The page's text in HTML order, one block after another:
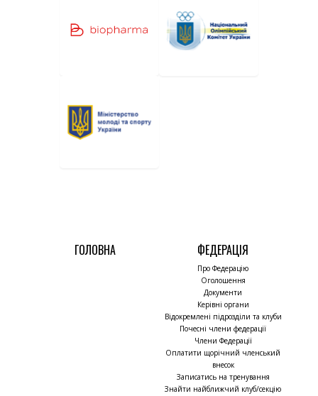
ГОЛОВНА ФЕДЕРАЦІЯ
Про Федерацію
Оголошення
Документи
Керівні органи
Відокремлені підрозділи та клуби
Почесні члени федерації
Члени Федерації
Оплатити щорічний членський
внесок
Записатись на тренування
Знайти найближчий клуб/секцію